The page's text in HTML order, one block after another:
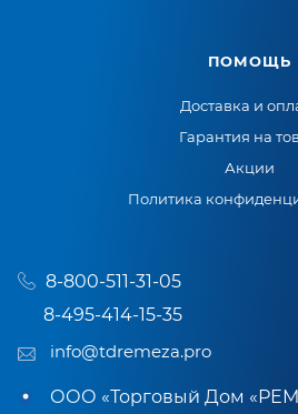
ПОМОЩЬ
Доставка и
Гарантия на
Акции
Политика
8-800-511-31-05
8-495-414-15-35
info@tdremeza.pro
ООО «Торговый Дом